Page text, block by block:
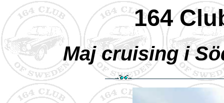
164
Maj cruising i